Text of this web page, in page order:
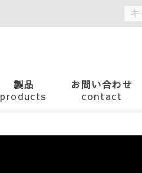
製品
products
お問い合わせ
contact